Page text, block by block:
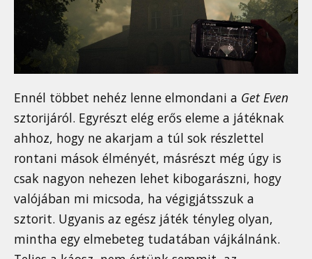
Ennél többet nehéz lenne elmondani a Get Even
sztorijáról. Egyrészt elég erős eleme a játéknak
ahhoz, hogy ne akarjam a túl sok részlettel
rontani mások élményét, másrészt még úgy is
csak nagyon nehezen lehet kibogarászni, hogy
valójában mi micsoda, ha végigjátsszuk a
sztorit. Ugyanis az egész játék tényleg olyan,
mintha egy elmebeteg tudatában vájkálnánk.